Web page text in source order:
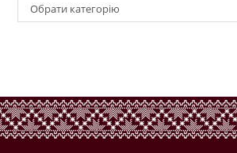
Обрати категорію